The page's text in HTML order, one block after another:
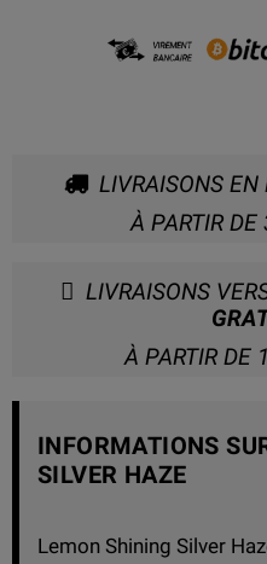
LIVRAISONS EN
À PARTIR DE
LIVRAISONS
À PARTIR DE
INFORMATIONS
SILVER HAZE
Lemon Shining Silver